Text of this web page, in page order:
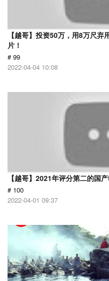
【越哥】投资50万，用8万尺
片！
# 99
2022-04-04 10:08
【越哥】2021年评分第二的国
# 100
2022-04-01 09:37